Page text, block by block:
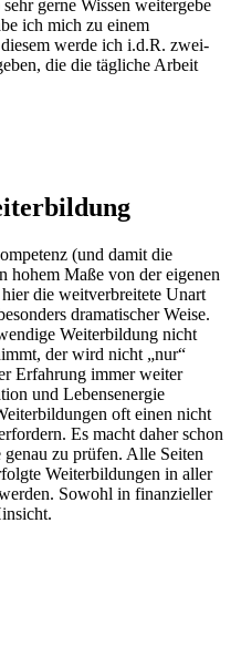
gerne Wissen weitergebe
ich mich zu einem
werde ich i.d.R. zwei-
die die tägliche Arbeit
(und damit die
hohem Maße von der eigenen
die weitverbreitete Unart
dramatischer Weise.
Weiterbildung nicht
der wird nicht „nur“
Erfahrung immer weiter
und Lebensenergie
oft einen nicht
Es macht daher schon
zu prüfen. Alle Seiten
Weiterbildungen in aller
Sowohl in finanzieller